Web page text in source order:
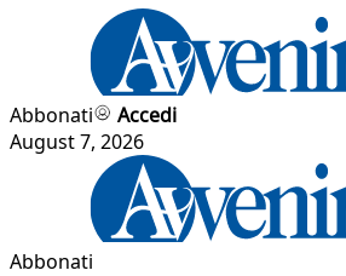
Abbonati
Accedi
August 7, 2026
Abbonati